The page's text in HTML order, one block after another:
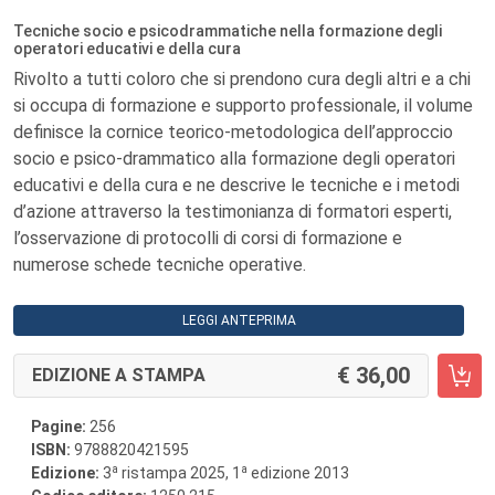
Tecniche socio e psicodrammatiche nella formazione degli
operatori educativi e della cura
Rivolto a tutti coloro che si prendono cura degli altri e a chi
si occupa di formazione e supporto professionale, il volume
definisce la cornice teorico-metodologica dell’approccio
socio e psico-drammatico alla formazione degli operatori
educativi e della cura e ne descrive le tecniche e i metodi
d’azione attraverso la testimonianza di formatori esperti,
l’osservazione di protocolli di corsi di formazione e
numerose schede tecniche operative.
LEGGI ANTEPRIMA
EDIZIONE A STAMPA 36,00
Pagine: 256
ISBN: 9788820421595
Edizione: 3a ristampa 2025, 1 a edizione 2013